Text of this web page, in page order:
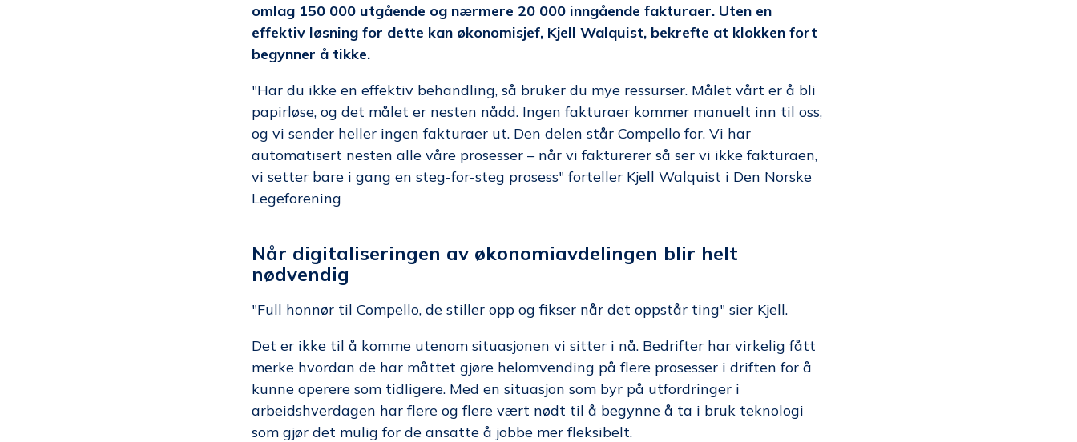
omlag 150 000 utgående og nærmere 20 000 inngående fakturaer. Uten en
effektiv løsning for dette kan økonomisjef, Kjell Walquist, bekrefte at klokken fort
begynner å tikke.
"Har du ikke en effektiv behandling, så bruker du mye ressurser. Målet vårt er å bli
papirløse, og det målet er nesten nådd. Ingen fakturaer kommer manuelt inn til oss,
og vi sender heller ingen fakturaer ut. Den delen står Compello for. Vi har
automatisert nesten alle våre prosesser – når vi fakturerer så ser vi ikke fakturaen,
vi setter bare i gang en steg-for-steg prosess" forteller Kjell Walquist i Den Norske
Legeforening
Når digitaliseringen av økonomiavdelingen blir helt
nødvendig
"Full honnør til Compello, de stiller opp og fikser når det oppstår ting" sier Kjell.
Det er ikke til å komme utenom situasjonen vi sitter i nå. Bedrifter har virkelig fått
merke hvordan de har måttet gjøre helomvending på flere prosesser i driften for å
kunne operere som tidligere. Med en situasjon som byr på utfordringer i
arbeidshverdagen har flere og flere vært nødt til å begynne å ta i bruk teknologi
som gjør det mulig for de ansatte å jobbe mer fleksibelt.